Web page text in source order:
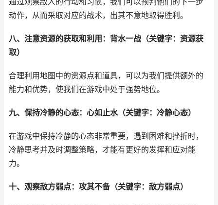
动作，从而采取对应的战术，出其不意地取得胜利。
八、注意资源的获取和利用：背水一战（关键字：资源获
取）
合理利用地图中的资源点和道具，可以为我们提供额外的
能力和优势，使我们在游戏中处于强势地位。
九、保持冷静的心态：心如止水（关键字：冷静心态）
在游戏中保持冷静的心态非常重要，遇到困难和挫折时，
冷静思考并及时调整策略，才能有更好的发挥和应对能
力。
十、观察敌方弱点：攻其不备（关键字：敌方弱点）